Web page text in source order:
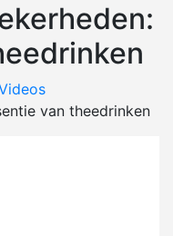
van theedrinken